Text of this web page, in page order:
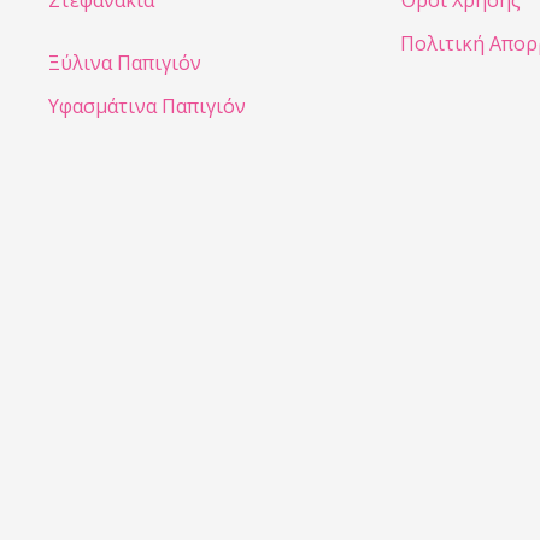
Ξύλινα Παπιγιόν
Υφασμάτινα Παπιγιόν
Πολιτική